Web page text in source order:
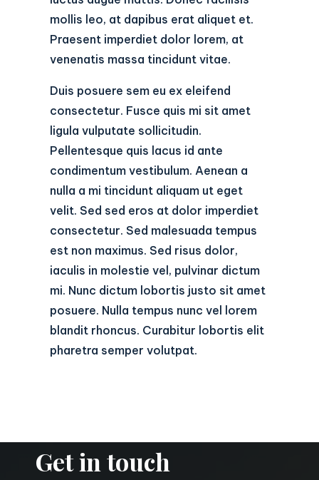
mollis leo, at dapibus erat aliquet et.
Praesent imperdiet dolor lorem, at
venenatis massa tincidunt vitae.
Duis posuere sem eu ex eleifend
consectetur. Fusce quis mi sit amet
ligula vulputate sollicitudin.
Pellentesque quis lacus id ante
condimentum vestibulum. Aenean a
nulla a mi tincidunt aliquam ut eget
velit. Sed sed eros at dolor imperdiet
consectetur. Sed malesuada tempus
est non maximus. Sed risus dolor,
iaculis in molestie vel, pulvinar dictum
mi. Nunc dictum lobortis justo sit amet
posuere. Nulla tempus nunc vel lorem
blandit rhoncus. Curabitur lobortis elit
pharetra semper volutpat.
Get in touch